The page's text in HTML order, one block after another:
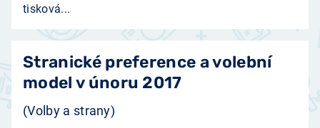
tisková...
Stranické preference a volební
model v únoru 2017
(Volby a strany)